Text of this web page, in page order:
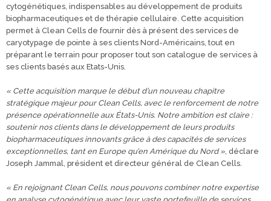
cytogénétiques, indispensables au développement de produits
biopharmaceutiques et de thérapie cellulaire. Cette acquisition
permet à Clean Cells de fournir dès à présent des services de
caryotypage de pointe à ses clients Nord-Américains, tout en
préparant le terrain pour proposer tout son catalogue de services à
ses clients basés aux Etats-Unis.
« Cette acquisition marque le début d’un nouveau chapitre
stratégique majeur pour Clean Cells, avec le renforcement de notre
présence opérationnelle aux États-Unis. Notre ambition est claire :
soutenir nos clients dans le développement de leurs produits
biopharmaceutiques innovants grâce à des capacités de services
exceptionnelles, tant en Europe qu’en Amérique du Nord », déclare
Joseph Jammal, président et directeur général de Clean Cells.
« En rejoignant Clean Cells, nous pouvons combiner notre expertise